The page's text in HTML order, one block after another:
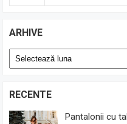
ARHIVE
Arhive
RECENTE
Pantalonii cu